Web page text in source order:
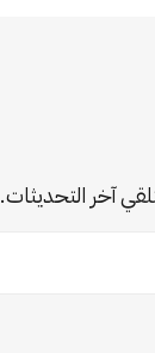
آخر التحديثات.